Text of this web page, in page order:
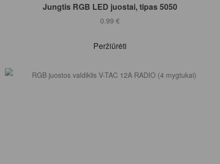
Jungtis RGB LED juostai, tipas 5050
0.99 €
Peržiūrėti